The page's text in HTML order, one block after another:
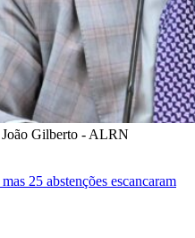
Gilberto - ALRN
25 abstenções escancaram